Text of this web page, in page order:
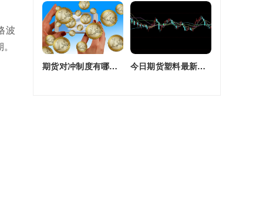
波
期货对冲制度有哪些(期货对冲制度有哪些类型) 今日期货塑料最新价格(今日期货塑料最新价格行情)